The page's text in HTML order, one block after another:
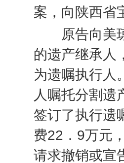
案，向陕西省
原告向美琼
的遗产继承人
为遗嘱执行人
人嘱托分割遗
签订了执行遗
费22 ． 9万元
请求撤销或宣